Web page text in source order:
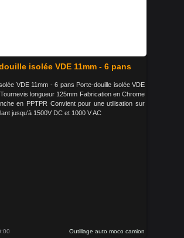
isolée VDE 11mm - 6 pans
VDE 11mm - 6 pans Porte-douille isolée VDE
longueur 125mm Fabrication en Chrome
en PPTPR Convient pour une utilisation sur
jusqu'à 1500V DC et 1000 V AC
Outillage auto moco camion